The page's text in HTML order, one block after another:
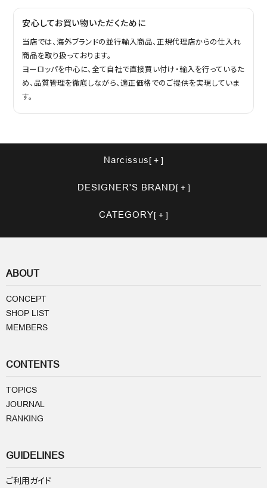
安心してお買い物いただくために
当店では、海外ブランドの並行輸入商品、正規代理店からの仕入れ
商品を取り扱っております。
ヨーロッパを中心に、全て自社で直接買い付け・輸入を行っているた
め、品質管理を徹底しながら、適正価格でのご提供を実現していま
す。
Narcissus
DESIGNER'S BRAND
CATEGORY
ABOUT
CONCEPT
SHOP LIST
MEMBERS
CONTENTS
TOPICS
JOURNAL
RANKING
GUIDELINES
ご利用ガイド